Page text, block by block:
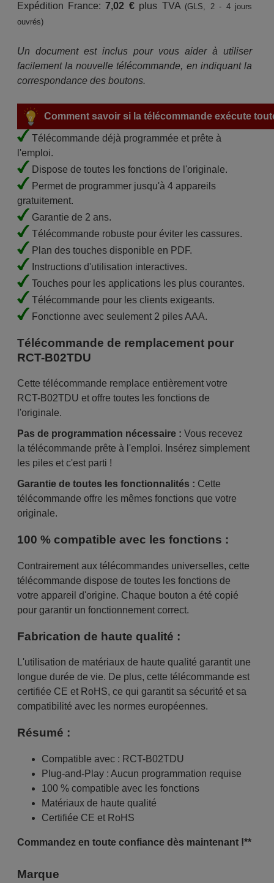
Expédition France:7,02 €plus TVA (GLS, 2 - 4 jours
ouvrés)
Un document est inclus pour vous aider à utiliser
facilement la nouvelle télécommande, en indiquant la
correspondance des boutons.
Comment savoir si la télécommande exécute
Télécommande déjà programmée et prête à
l'emploi.
Dispose de toutes les fonctions de l'originale.
Permet de programmer jusqu'à 4 appareils
gratuitement.
Garantie de 2 ans.
Télécommande robuste pour éviter les cassures.
Plan des touches disponible en PDF.
Instructions d'utilisation interactives.
Touches pour les applications les plus courantes.
Télécommande pour les clients exigeants.
Fonctionne avec seulement 2 piles AAA.
Télécommande de remplacement pour
RCT-B02TDU
Cette télécommande remplace entièrement votre
RCT-B02TDU et offre toutes les fonctions de
l'originale.
Pas de programmation nécessaire : Vous recevez
la télécommande prête à l'emploi. Insérez simplement
les piles et c'est parti !
Garantie de toutes les fonctionnalités : Cette
télécommande offre les mêmes fonctions que votre
originale.
100 % compatible avec les fonctions :
Contrairement aux télécommandes universelles, cette
télécommande dispose de toutes les fonctions de
votre appareil d'origine. Chaque bouton a été copié
pour garantir un fonctionnement correct.
Fabrication de haute qualité :
L'utilisation de matériaux de haute qualité garantit une
longue durée de vie. De plus, cette télécommande est
certifiée CE et RoHS, ce qui garantit sa sécurité et sa
compatibilité avec les normes européennes.
Résumé :
Compatible avec : RCT-B02TDU
Plug-and-Play : Aucun programmation requise
100 % compatible avec les fonctions
Matériaux de haute qualité
Certifiée CE et RoHS
Commandez en toute confiance dès maintenant !**
Marque